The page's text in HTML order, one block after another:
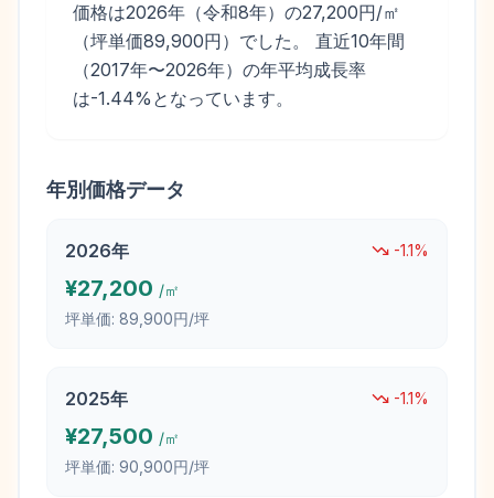
価格は2026年（令和8年）の27,200円/㎡
（坪単価89,900円）でした。 直近10年間
（2017年〜2026年）の年平均成長率
は-1.44%となっています。
年別価格データ
2026年 -1.1%
¥27,200 /㎡
坪単価: 89,900円/坪
2025年 -1.1%
¥27,500 /㎡
坪単価: 90,900円/坪